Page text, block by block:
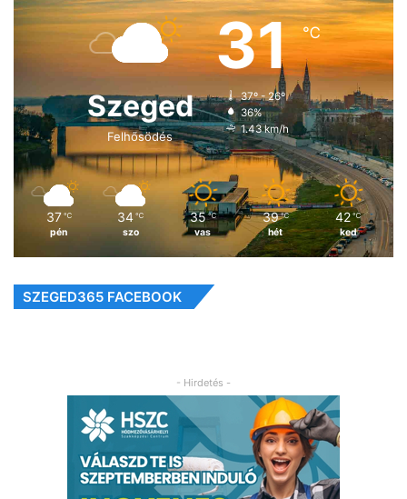
Szeged
Felhősödés
31℃
37º - 26º
36%
1.43 km/h
37 ℃
pén
34 ℃
szo
35 ℃
vas
39 ℃
hét
42 ℃
ked
SZEGED365 FACEBOOK
- Hirdetés -